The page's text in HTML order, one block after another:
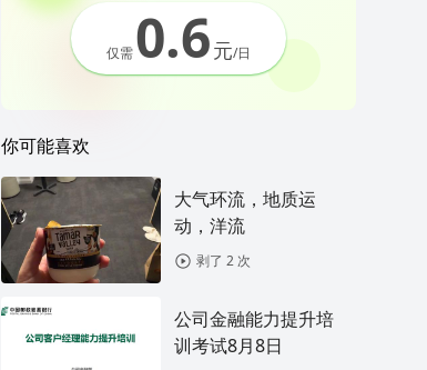
仅需0.6元/日
你可能喜欢
大气环流，地质运
动，洋流
剥了 2 次
公司金融能力提升培
训考试8月8日